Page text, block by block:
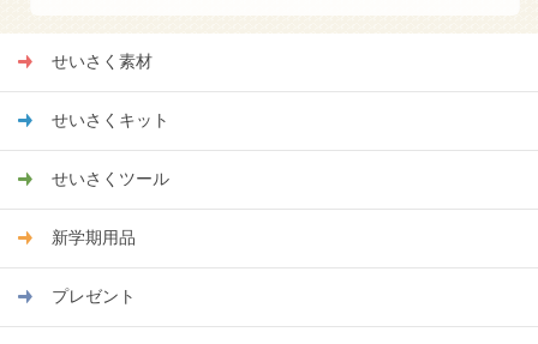
せいさく素材
せいさくキット
せいさくツール
新学期用品
プレゼント